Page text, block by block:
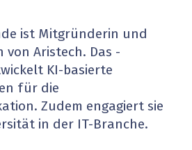
ist ­Mitgründerin und
von Aristech. Das
KI-­basierte
für die
Zudem engagiert sie
in der ­IT-Branche.